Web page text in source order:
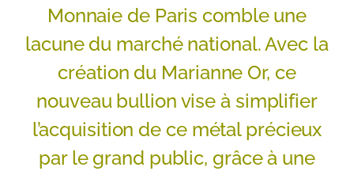
Monnaie de Paris comble une
lacune du marché national. Avec la
création du Marianne Or, ce
nouveau bullion vise à simplifier
l’acquisition de ce métal précieux
par le grand public, grâce à une